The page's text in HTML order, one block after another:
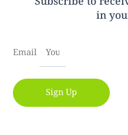
in
Email
Sign Up